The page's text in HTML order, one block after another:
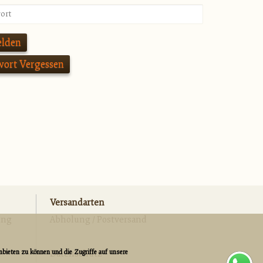
Vergessen
Versandarten
Datenschutz
zu können und die Zugriffe auf unsere